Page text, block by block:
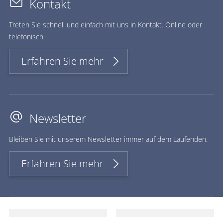
Kontakt
Treten Sie schnell und einfach mit uns in Kontakt. Online oder
telefonisch.
Erfahren Sie mehr
Newsletter
Bleiben Sie mit unserem Newsletter immer auf dem Laufenden.
Erfahren Sie mehr